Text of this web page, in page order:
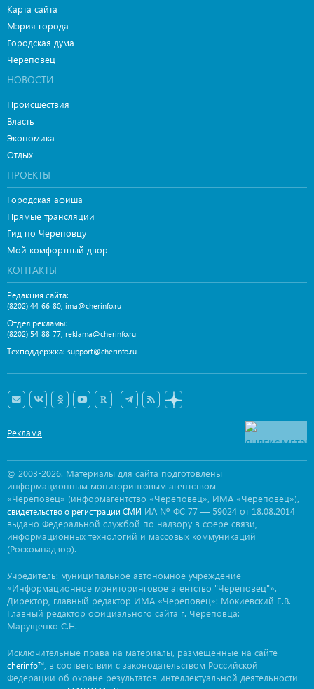
Карта сайта
Мэрия города
Городская дума
Череповец
НОВОСТИ
Происшествия
Власть
Экономика
Отдых
ПРОЕКТЫ
Городская афиша
Прямые трансляции
Гид по Череповцу
Мой комфортный двор
КОНТАКТЫ
Редакция сайта:
(8202) 44-66-80 ima@cherinfo.ru
Отдел рекламы:
(8202) 54-88-77 reklama@cherinfo.ru
Техподдержка: support@cherinfo.ru
Реклама
© 2003-2026. Материалы для сайта подготовлены
информационным мониторинговым агентством
«Череповец» (информагентство «Череповец», ИМА «Череповец»),
свидетельство о регистрации СМИ ИА № ФС 77 — 59024 от 18.08.2014
выдано Федеральной службой по надзору в сфере связи,
информационных технологий и массовых коммуникаций
(Роскомнадзор).
Учредитель: муниципальное автономное учреждение
«Информационное мониторинговое агентство "Череповец"».
Директор, главный редактор ИМА «Череповец»: Мокиевский Е.В.
Главный редактор официального сайта г. Череповца:
Марущенко С.Н.
Исключительные права на материалы, размещённые на сайте
cherinfo™ , в соответствии с законодательством Российской
Федерации об охране результатов интеллектуальной деятельности